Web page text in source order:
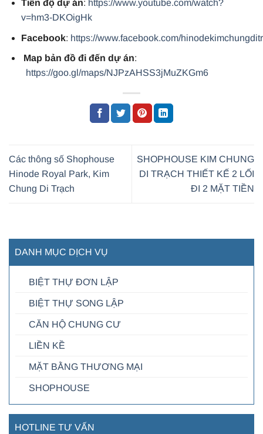
Tiến độ dự án: https://www.youtube.com/watch?
v=hm3-DKOigHk
Facebook: https://www.facebook.com/
Map bản đồ đi đến dự án:
https://goo.gl/maps/NJPzAHSS3jMuZKGm6
Các thông số Shophouse
Hinode Royal Park, Kim
Chung Di Trạch
SHOPHOUSE KIM CHUNG
DI TRẠCH THIẾT KẾ 2 LỐI
ĐI 2 MẶT TIỀN
DANH MỤC DỊCH VỤ
BIỆT THỰ ĐƠN LẬP
BIỆT THỰ SONG LẬP
CĂN HỘ CHUNG CƯ
LIỀN KỀ
MẶT BẰNG THƯƠNG MẠI
SHOPHOUSE
HOTLINE TƯ VẤN